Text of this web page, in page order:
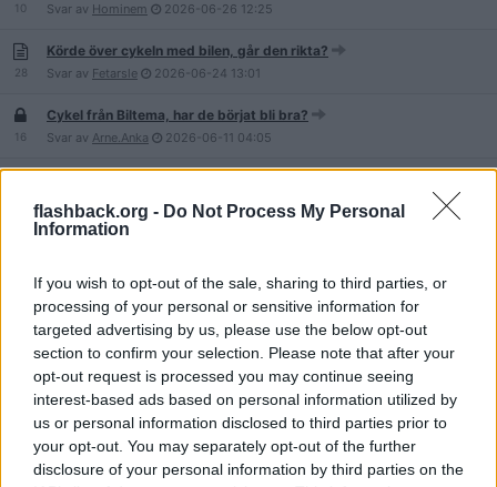
flashback.org - Do Not Process My Personal
Information
If you wish to opt-out of the sale, sharing to third parties, or
processing of your personal or sensitive information for
targeted advertising by us, please use the below opt-out
section to confirm your selection. Please note that after your
opt-out request is processed you may continue seeing
interest-based ads based on personal information utilized by
us or personal information disclosed to third parties prior to
your opt-out. You may separately opt-out of the further
disclosure of your personal information by third parties on the
10 Svar av Hominem 2026-06-26 12:25
28
Körde över cykeln med bilen, går den rikta?
Svar av Fetarsle 2026-06-24 13:01
16
Cykel från Biltema, har de börjat bli bra?
Svar av Arne.Anka 2026-06-11 04:05
Svar av supermuppen1 2026-06-10
Svar av2560p 2026-06-08 08:43
Pendla till jobbet 20km med elcykel
Svar avKamerunHunter 2026-05-3020:02
2 888
Cyklister som cyklar på vägen trots cykelbana [Alla cykel i
trafikfrågor]
Svar avcarreras 2026-05-2515:02
Vore det inte bättre om bilar hade väjningsplikt för alla?